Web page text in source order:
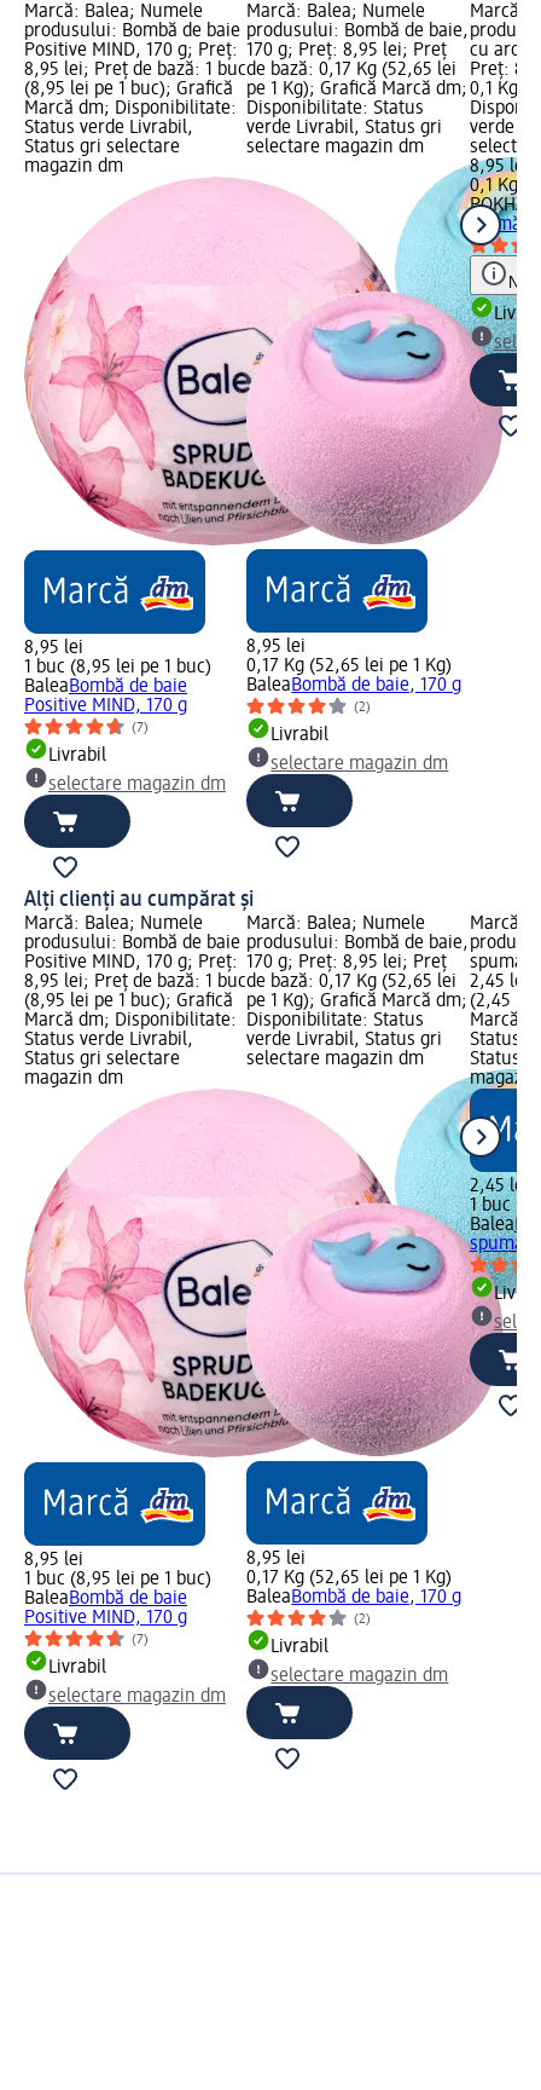
Marcă: Balea; Numele
produsului: Bombă de baie
Positive MIND, 170 g; Preț:
8,95 lei; Preț de bază: 1 buc
(8,95 lei pe 1 buc); Grafică
Marcă dm; Disponibilitate:
Status verde Livrabil,
Status gri selectare
magazin dm
8,95 lei
1 buc (8,95 lei pe 1 buc)
BaleaBombă de baie
Positive MIND, 170 g
(7)
Livrabil
selectare magazin dm
Marcă: Balea; Numele
produsului: Bombă de baie,
170 g; Preț: 8,95 lei; Preț
de bază: 0,17 Kg (52,65 lei
pe 1 Kg); Grafică Marcă dm;
Disponibilitate: Status
verde Livrabil, Status gri
selectare magazin dm
8,95 lei
0,17 Kg (52,65 lei pe 1 Kg)
BaleaBombă de baie, 170 g
(2)
Livrabil
selectare magazin dm
Marcă:
cu
Preț:
0,1 Kg
verde
8,95 lei
0,1 Kg
aromă
Notă
Alți clienți au cumpărat și
Marcă: Balea; Numele
produsului: Bombă de baie
Positive MIND, 170 g; Preț:
8,95 lei; Preț de bază: 1 buc
(8,95 lei pe 1 buc); Grafică
Marcă dm; Disponibilitate:
Status verde Livrabil,
Status gri selectare
magazin dm
8,95 lei
1 buc (8,95 lei pe 1 buc)
BaleaBombă de baie
Positive MIND, 170 g
(7)
Livrabil
selectare magazin dm
Marcă: Balea; Numele
produsului: Bombă de baie,
170 g; Preț: 8,95 lei; Preț
de bază: 0,17 Kg (52,65 lei
pe 1 Kg); Grafică Marcă dm;
Disponibilitate: Status
verde Livrabil, Status gri
selectare magazin dm
8,95 lei
0,17 Kg (52,65 lei pe 1 Kg)
BaleaBombă de baie, 170 g
(2)
Livrabil
selectare magazin dm
Marcă:
2,45 lei;
(2,45 lei
Marcă
Status
Status
2,45 lei
1 buc
Balea